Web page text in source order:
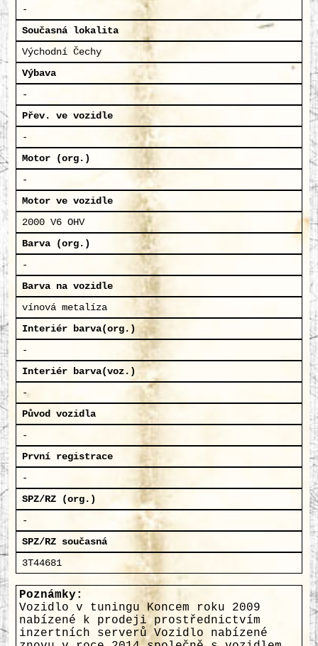
-
Současná lokalita
Východní Čechy
Výbava
-
Přev. ve vozidle
-
Motor (org.)
-
Motor ve vozidle
2000 V6 OHV
Barva (org.)
-
Barva na vozidle
vínová metalíza
Interiér barva(org.)
-
Interiér barva(voz.)
-
Původ vozidla
-
První registrace
-
SPZ/RZ (org.)
-
SPZ/RZ současná
3T44681
Poznámky:
Vozidlo v tuningu Koncem roku 2009
nabízené k prodeji prostřednictvím
inzertních serverů Vozidlo nabízené